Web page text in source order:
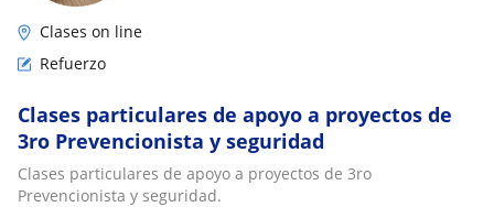
Clases on line
Refuerzo
Clases particulares de apoyo a proyectos de
3ro Prevencionista y seguridad
Clases particulares de apoyo a proyectos de 3ro
Prevencionista y seguridad.